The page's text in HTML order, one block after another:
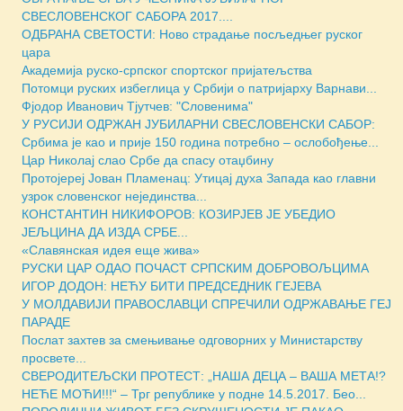
СВЕСЛОВЕНСКОГ САБОРА 2017....
ОДБРАНА СВЕТОСТИ: Ново страдање посљедњег руског
цара
Академија руско-српског спортског пријатељства
Потомци руских избеглица у Србији о патријарху Варнави...
Фјодор Иванович Тјутчев: "Словенима"
У РУСИЈИ ОДРЖАН ЈУБИЛАРНИ СВЕСЛОВЕНСКИ САБОР:
Србима је као и прије 150 година потребно – ослобођење...
Цар Николај слао Србе да спасу отаџбину
Протојереј Јован Пламенац: Утицај духа Запада као главни
узрок словенског нејединства...
КОНСТАНТИН НИКИФОРОВ: КОЗИРЈЕВ ЈЕ УБЕДИО
ЈЕЉЦИНА ДА ИЗДА СРБЕ...
«Славянская идея еще жива»
РУСКИ ЦАР ОДАО ПОЧАСТ СРПСКИМ ДОБРОВОЉЦИМА
ИГОР ДОДОН: НЕЋУ БИТИ ПРЕДСЕДНИК ГЕЈЕВА
У МОЛДАВИЈИ ПРАВОСЛАВЦИ СПРЕЧИЛИ ОДРЖАВАЊЕ ГЕЈ
ПАРАДЕ
Послат захтев за смењивање одговорних у Министарству
просвете...
СВЕРОДИТЕЉСКИ ПРОТЕСТ: „НАША ДЕЦА – ВАША МЕТА!?
НЕЋЕ МОЋИ!!!“ – Трг републике у подне 14.5.2017. Бео...